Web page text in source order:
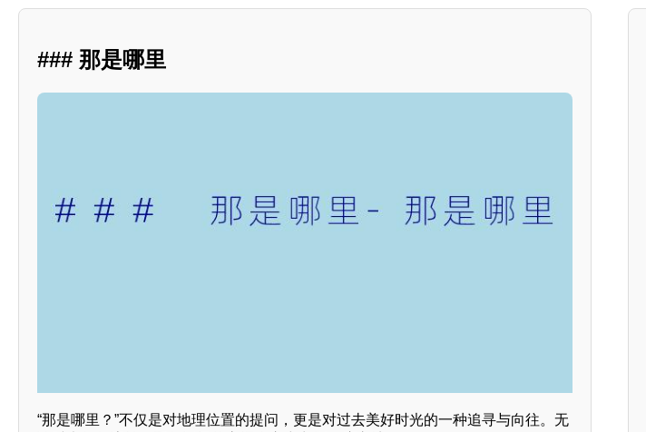
### 那是哪里
“那是哪里？”不仅是对地理位置的提问，更是对过去美好时光的一种追寻与向往。无